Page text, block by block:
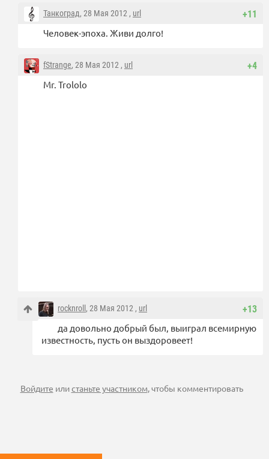
+11
Танкоград, 28 Мая 2012 , url
Человек-эпоха. Живи долго!
+4
fStrange, 28 Мая 2012 , url
Mr. Trololo
+13
rocknroll , 28 Мая 2012 , url
да довольно добрый был, выиграл всемирную
известность, пусть он выздоровеет!
Войдите илистаньте участником, чтобы комментировать